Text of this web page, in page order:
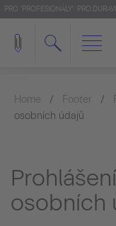
PRO 'PROFESIONÁLY':
Home Footer
osobních údajů
osobních